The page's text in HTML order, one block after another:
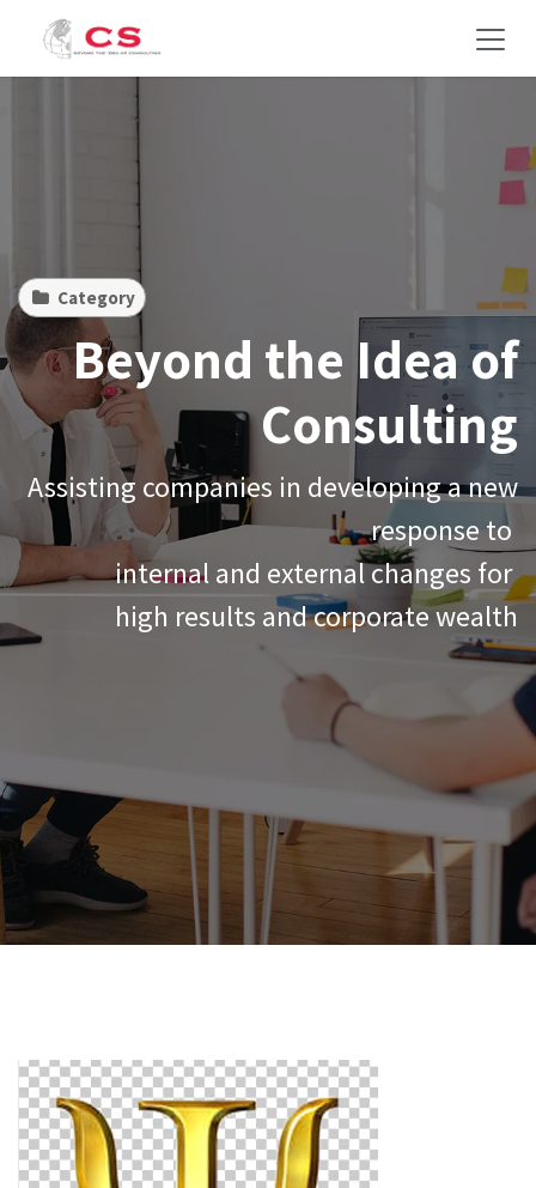
Skip to Content
Category
Beyond the Idea of
Consulting
Assisting companies in developing a new
response to
internal and external changes for
high results and corporate wealth